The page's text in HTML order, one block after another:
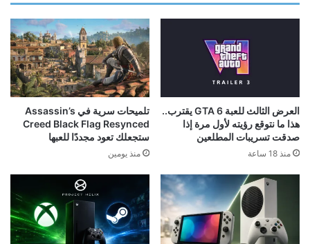
العرض الثالث للعبة GTA 6 يقترب..
هذا ما نتوقع رؤيته لأول مرة إذا
صدقت تسريبات المطلعين
منذ 18 ساعة
تلميحات سرية في Assassin’s
Creed Black Flag Resynced
ستجعلك تعود مجددًا للعبها
منذ يومين